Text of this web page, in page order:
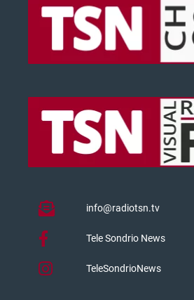
info@radiotsn.tv
Tele Sondrio News
TeleSondrioNews